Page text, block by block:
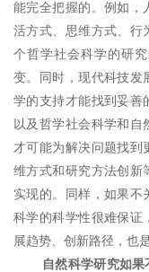
能完全把握的。例如，
活方式、思维方式、行
个哲学社会科学的研
变。同时，现代科技发
学的支持才能找到妥善
以及哲学社会科学和自
才可能为解决问题找到
维方式和研究方法创新
实现的。同样，如果不
科学的科学性很难保证
展趋势、创新路径，也
自然科学研究如